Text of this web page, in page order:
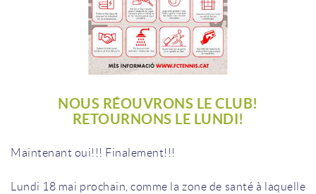
NOUS RÉOUVRONS LE CLUB!
RETOURNONS LE LUNDI!
Maintenant oui!!! Finalement!!!
Lundi 18 mai prochain, comme la zone de santé à laquelle